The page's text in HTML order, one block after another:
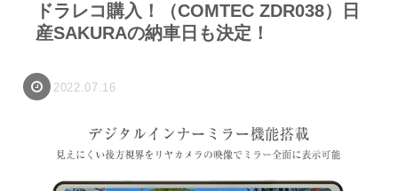
ドラレコ購入！（COMTEC ZDR038）日
産SAKURAの納車日も決定！
2022.07.16